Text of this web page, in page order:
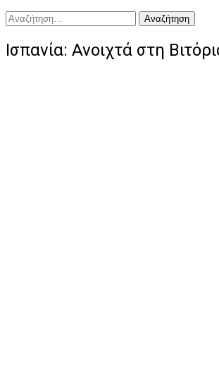
Αναζήτηση
για:
Ισπανία: Ανοιχτά στη